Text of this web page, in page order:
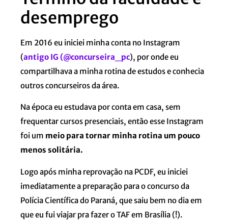
desemprego
Em 2016 eu iniciei minha conta no Instagram
(antigo IG (@concurseira_pc), por onde eu
compartilhava a minha rotina de estudos e conhecia
outros concurseiros da área.
Na época eu estudava por conta em casa, sem
frequentar cursos presenciais, então esse Instagram
foi um meio para tornar minha rotina um pouco
menos solitária.
Logo após minha reprovação na PCDF, eu iniciei
imediatamente a preparação para o concurso da
Polícia Científica do Paraná, que saiu bem no dia em
que eu fui viajar pra fazer o TAF em Brasília (!).